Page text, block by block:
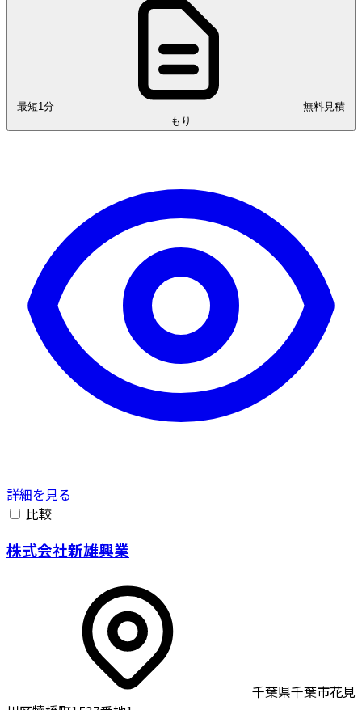
最短1分
もり
詳細を見る
比較
株式会社新雄興業
千葉県千葉市花見